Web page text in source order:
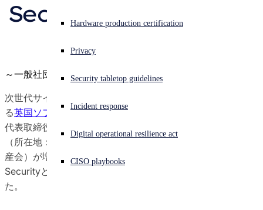
Experiencing a cyberattack? Get help now
Open search
日本語 Open language switcher
Hardware production certification
Privacy
Security tabletop guidelines
Incident response
Digital operational resilience act
CISO playbooks
Sophos X-Ops Threat Research
Awards and Reviews
SecurityとIntercept X
～一般社団法人大日本水産会 様～
次世代サイバーセキュリティのグローバルリーダー企業であ
る英国ソフォス(日本法人：ソフォス株式会社
代表取締役 中西 智行）は本日、一般社団法人大日本水産会
（所在地：東京都港区、会長：白須 敏朗、以下：大日本水
産会）が増大する迷惑メール対策としてSophos Email
SecurityとSophos Intercept Xを導入したことを発表しまし
た。